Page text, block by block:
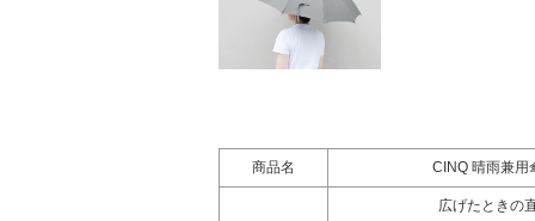
商品名 CINQ 晴雨兼用
広げたときの